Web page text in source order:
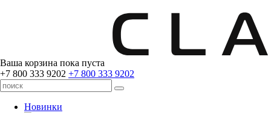
Ваша корзина пока пуста
+7 800 333 9202 +7 800 333 9202
Новинки